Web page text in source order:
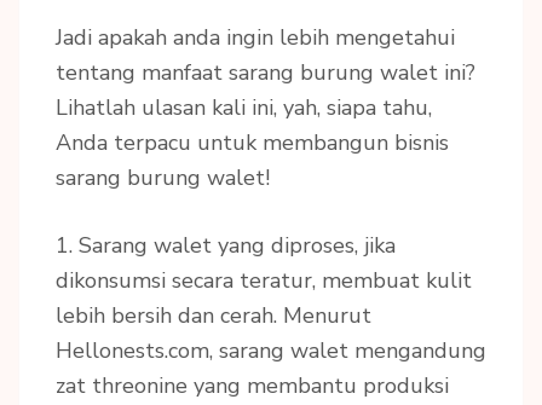
Jadi apakah anda ingin lebih mengetahui
tentang manfaat sarang burung walet ini?
Lihatlah ulasan kali ini, yah, siapa tahu,
Anda terpacu untuk membangun bisnis
sarang burung walet!
1. Sarang walet yang diproses, jika
dikonsumsi secara teratur, membuat kulit
lebih bersih dan cerah. Menurut
Hellonests.com, sarang walet mengandung
zat threonine yang membantu produksi